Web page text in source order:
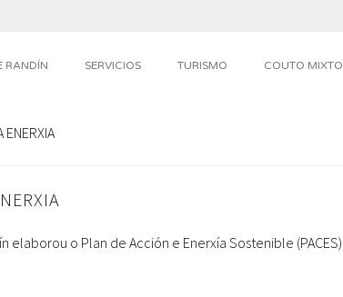
RANDÍN SERVICIOS TURISMO COUTO MIXTO
ENERXIA
elaborou o Plan de Acción e Enerxía Sostenible (PACES)